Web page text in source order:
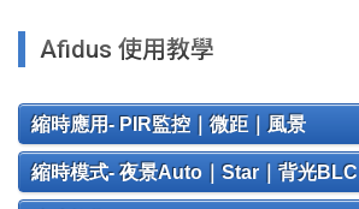
Afidus 使用教學
縮時應用- PIR監控｜微距｜風景
縮時模式- 夜景Auto｜Star｜背光BLC